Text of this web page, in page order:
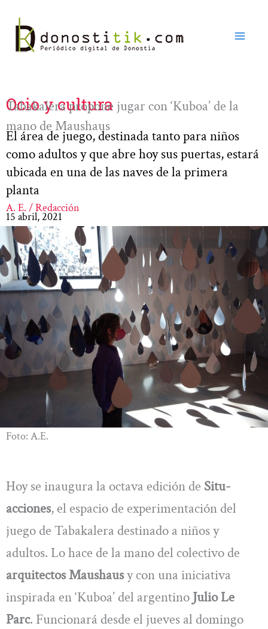
contenido
Ocio y cultura
Tabakalera propone jugar con ‘Kuboa’ de la
mano de Maushaus
El área de juego, destinada tanto para niños
como adultos y que abre hoy sus puertas, estará
ubicada en una de las naves de la primera
planta
A. E. / Redacción
15 abril, 2021
Foto: A.E.
Hoy se inaugura la octava edición de Situ-
acciones, el espacio de experimentación del
juego de Tabakalera destinado a niños y
adultos. Lo hace de la mano del colectivo de
arquitectos Maushausy con una iniciativa
inspirada en ‘Kuboa’ del argentino Julio Le
Parc. Funcionará desde el jueves al domingo